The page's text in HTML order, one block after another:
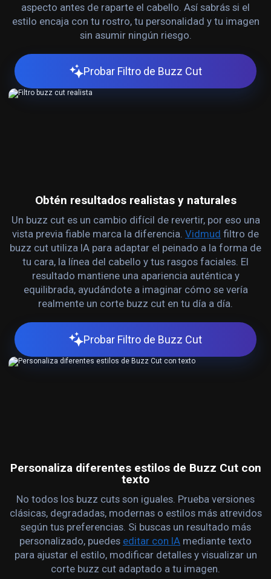
aspecto antes de raparte el cabello. Así sabrás si el
estilo encaja con tu rostro, tu personalidad y tu imagen
sin asumir ningún riesgo.
Probar Filtro de Buzz Cut
Obtén resultados realistas y naturales
Un buzz cut es un cambio difícil de revertir, por eso una
vista previa fiable marca la diferencia. Vidmud filtro de
buzz cut utiliza IA para adaptar el peinado a la forma de
tu cara, la línea del cabello y tus rasgos faciales. El
resultado mantiene una apariencia auténtica y
equilibrada, ayudándote a imaginar cómo se vería
realmente un corte buzz cut en tu día a día.
Probar Filtro de Buzz Cut
Personaliza diferentes estilos de Buzz Cut con
texto
No todos los buzz cuts son iguales. Prueba versiones
clásicas, degradadas, modernas o estilos más atrevidos
según tus preferencias. Si buscas un resultado más
personalizado, puedes editar con IA mediante texto
para ajustar el estilo, modificar detalles y visualizar un
corte buzz cut adaptado a tu imagen.